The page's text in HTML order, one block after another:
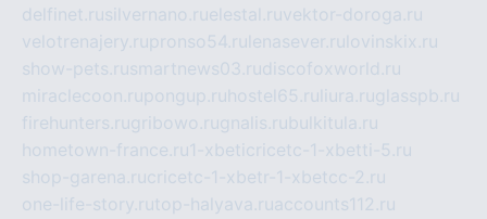
delfinet.rusilvernano.ruelestal.ruvektor-doroga.ru
velotrenajery.rupronso54.ru lenasever.ru lovinskix.ru
show-pets.rusmartnews03.rudiscofoxworld.ru
miraclecoon.rupongup.ru hostel65.ru liura.ruglasspb.ru
firehunters.rugribowo.rugnalis.rubulkitula.ru
hometown-france.ru1-xbeticricetc-1-xbetti-5.ru
shop-garena.rucricetc-1-xbetr-1-xbetcc-2.ru
one-life-story.rutop-halyava.ruaccounts112.ru